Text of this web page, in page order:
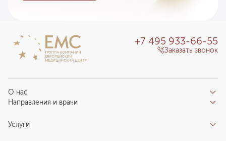
О нас
Отзывы пациентов
О клинике
Направления и врачи
Направления
Услуги
+7 495 933-66-55
Заказать звонок